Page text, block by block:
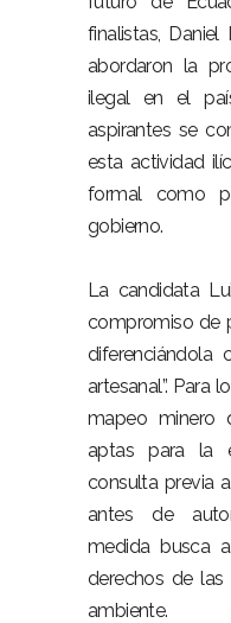
finalistas,
abordaron la
ilegal en el
aspirantes se
esta actividad
formal como
gobierno.
La candidata
compromiso de
diferenciándola
artesanal”. Para
mapeo minero
aptas para la
consulta previa
antes de
medida busca
derechos de
ambiente.